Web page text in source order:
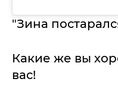
"Зина
Какие же вы
вас!